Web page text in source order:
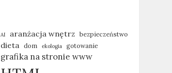
AI aranżacja wnętrz bezpieczeństwo
dieta dom ekologia gotowanie
grafika na stronie www